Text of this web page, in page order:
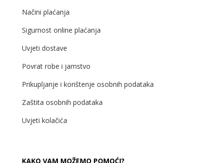
Načini plaćanja
Sigurnost online plaćanja
Uvjeti dostave
Povrat robe i jamstvo
Prikupljanje i korištenje osobnih podataka
Zaštita osobnih podataka
Uvjeti kolačića
KAKO VAM MOŽEMO POMOĆI?